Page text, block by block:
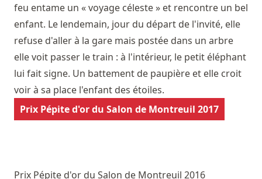
feu entame un « voyage céleste » et rencontre un bel
enfant. Le lendemain, jour du départ de l'invité, elle
refuse d'aller à la gare mais postée dans un arbre
elle voit passer le train : à l'intérieur, le petit éléphant
lui fait signe. Un battement de paupière et elle croit
voir à sa place l'enfant des étoiles.
Prix Pépite d'or du Salon de Montreuil 2017
Prix Pépite d'or du Salon de Montreuil 2016